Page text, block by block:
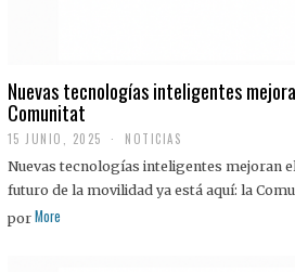
Nuevas tecnologías inteligentes
Comunitat
15 JUNIO, 2025 NOTICIAS
Nuevas tecnologías inteligentes mejoran
futuro de la movilidad ya está aquí: la
por More